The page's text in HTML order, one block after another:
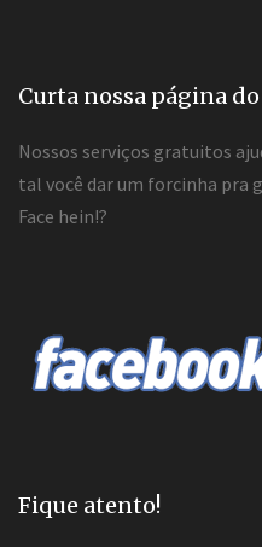
Curta nossa página do
Nossos serviços gratuitos
tal você dar um forcinha pra
Face hein!?
Fique atento!